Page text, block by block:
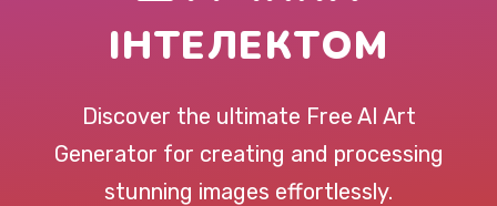
ІНТЕЛЕКТОМ
Discover the ultimate Free AI Art
Generator for creating and processing
stunning images effortlessly.